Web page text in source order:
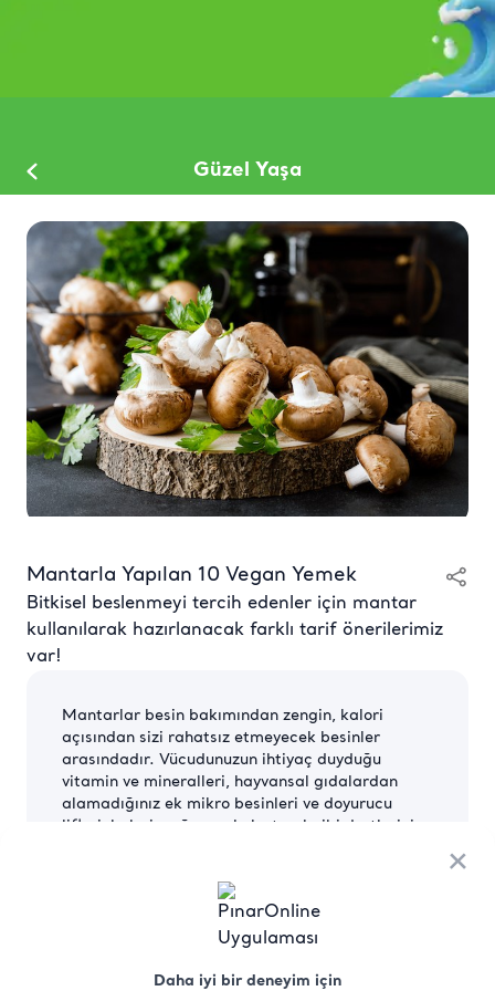
×
Daha iyi bir deneyim için
Güzel Yaşa
Mantarla Yapılan 10 Vegan Yemek
Bitkisel beslenmeyi tercih edenler için mantar
kullanılarak hazırlanacak farklı tarif önerilerimiz
var!
Mantarlar besin bakımından zengin, kalori
açısından sizi rahatsız etmeyecek besinler
arasındadır. Vücudunuzun ihtiyaç duyduğu
vitamin ve mineralleri, hayvansal gıdalardan
alamadığınız ek mikro besinleri ve doyurucu
lifleri, kalori, yağ veya kolesterol gibi dertleriniz
1-Yabani pirinç ve mantarlı çorba
mantarları ve baharatları ekleyin; kaynatın ve